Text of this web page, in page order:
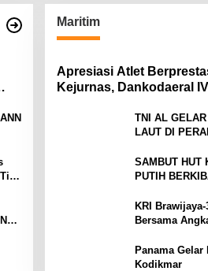
Maritim
Apresiasi Atlet
Kejurnas, Dankodaeral
TNI AL
LAUT DI
MUDIK
SAMBUT HUT
PUTIH
KRI
Bersama
Panama
Kodikmar